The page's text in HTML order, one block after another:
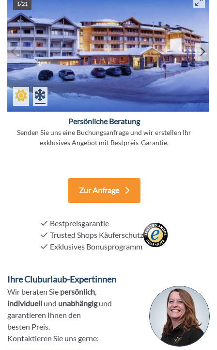
1/21
Persönliche Beratung
Senden Sie uns eine Buchungsanfrage und wir erstellen Ihr
exklusives Angebot mit Bestpreis-Garantie.
Zur Anfrage
Bestpreisgarantie
Trusted Shops Käuferschutz
Exklusives Bonusprogramm
Ihre Cluburlaub-Expertinnen
Wir beraten Sie persönlich,
individuell und unabhängigund
garantieren Ihnen den
besten Preis.
Kontaktieren Sie uns gerne: